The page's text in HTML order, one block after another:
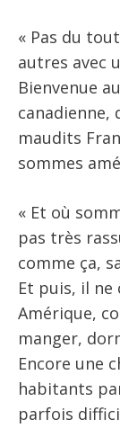
« Pas du
autres avec
Bienvenue
canadienne,
maudits
sommes
« Et où
pas très
comme ça,
Et puis, il ne
Amérique,
manger,
Encore une
habitants
parfois